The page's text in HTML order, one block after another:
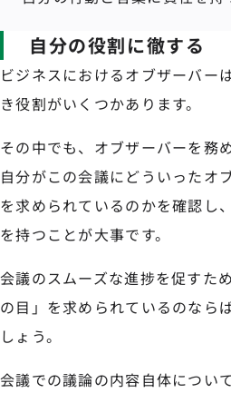
自分の役割に徹する
ビジネスにおけるオブザーバー
き役割がいくつかあります。
その中でも、オブザーバーを務
自分がこの会議にどういったオ
を求められているのかを確認し
を持つことが大事です。
会議のスムーズな進捗を促すた
の目」を求められているのなら
しょう。
会議での議論の内容自体につい